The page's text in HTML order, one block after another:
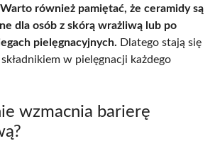
Warto również pamiętać, że ceramidy są
dla osób z skórą wrażliwą lub po
pielęgnacyjnych. Dlatego stają się
w pielęgnacji każdego
wzmacnia barierę